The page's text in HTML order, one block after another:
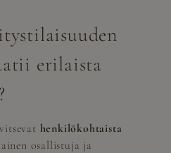
erilaista
henkilökohtaista
osallistuja ja